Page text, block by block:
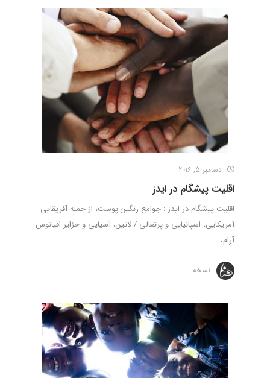
دسامبر 5, 2016
اقلیت پیشگام در ایدز
اقلیت پیشگام در ایدز : جوامع رنگین پوست، از جمله آفریقایی-
آمریکایی، اسپانیایی و پرتغالی / لاتین، آسیایی و جزایر اقیانوس
آرام، ...
نسخه